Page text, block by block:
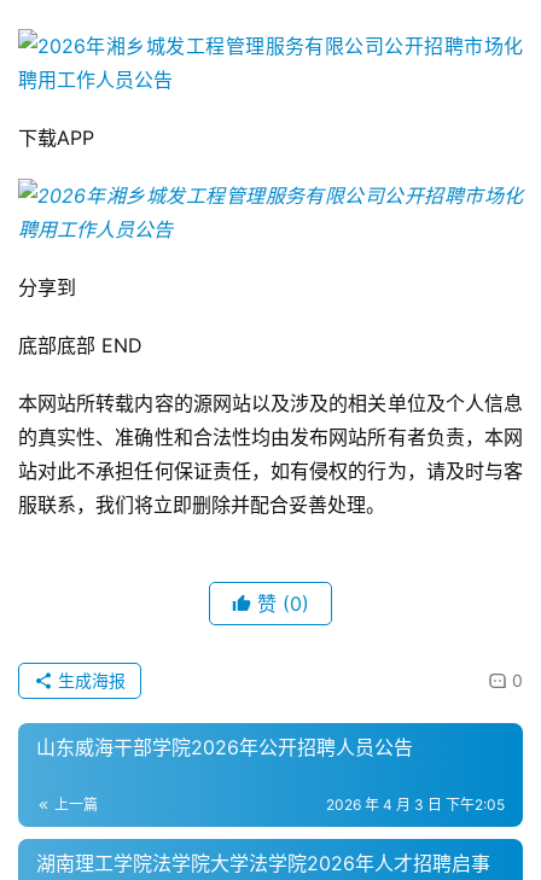
下载APP
分享到
底部底部 END
本网站所转载内容的源网站以及涉及的相关单位及个人信息
的真实性、准确性和合法性均由发布网站所有者负责，本网
站对此不承担任何保证责任，如有侵权的行为，请及时与客
服联系，我们将立即删除并配合妥善处理。
赞 (0)
0
生成海报
山东威海干部学院2026年公开招聘人员公告
上一篇 2026 年 4 月 3 日 下午2:05
湖南理工学院法学院大学法学院2026年人才招聘启事